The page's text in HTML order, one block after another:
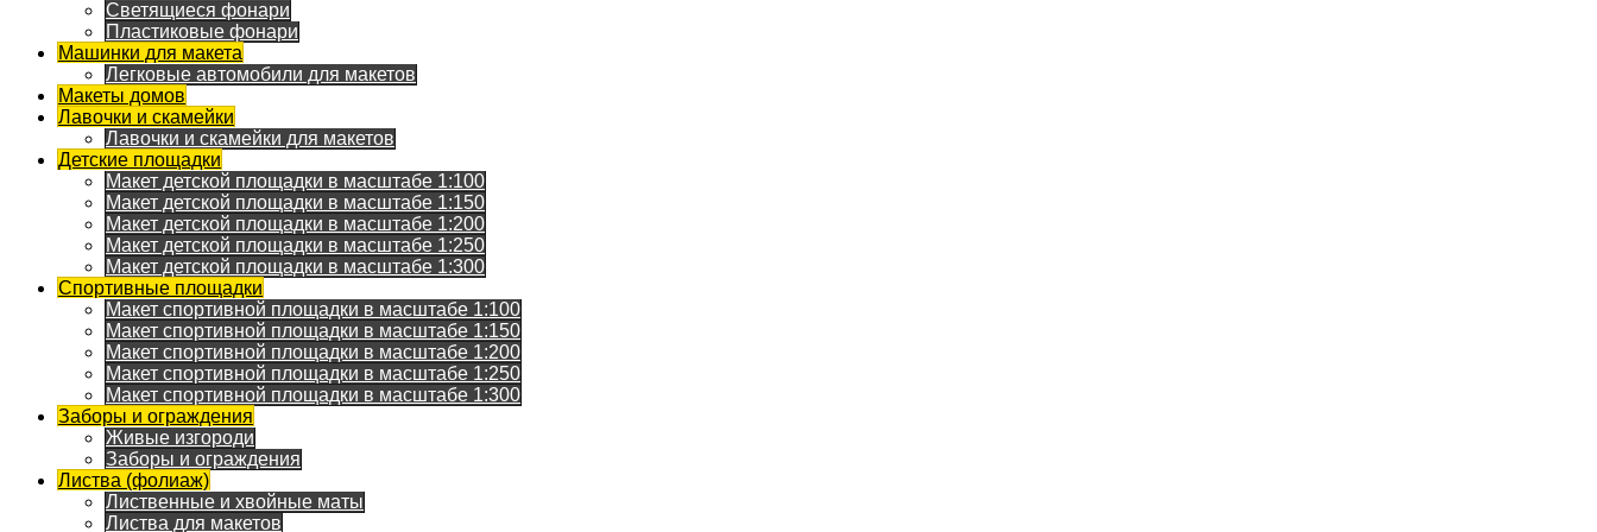
Светящиеся фонари
Пластиковые фонари
Машинки для макета
Легковые автомобили для макетов
Макеты домов
Лавочки и скамейки
Лавочки и скамейки для макетов
Детские площадки
Макет детской площадки в масштабе 1:100
Макет детской площадки в масштабе 1:150
Макет детской площадки в масштабе 1:200
Макет детской площадки в масштабе 1:250
Макет детской площадки в масштабе 1:300
Спортивные площадки
Макет спортивной площадки в масштабе 1:100
Макет спортивной площадки в масштабе 1:150
Макет спортивной площадки в масштабе 1:200
Макет спортивной площадки в масштабе 1:250
Макет спортивной площадки в масштабе 1:300
Заборы и ограждения
Живые изгороди
Заборы и ограждения
Листва (фолиаж)
Лиственные и хвойные маты
Листва для макетов